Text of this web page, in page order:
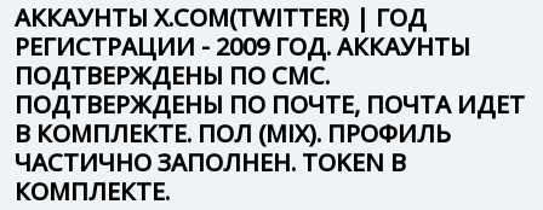
АККАУНТЫ X.COM(TWITTER) | ГОД
РЕГИСТРАЦИИ - 2009 ГОД. АККАУНТЫ
ПОДТВЕРЖДЕНЫ ПО СМС.
ПОДТВЕРЖДЕНЫ ПО ПОЧТЕ, ПОЧТА ИДЕТ
В КОМПЛЕКТЕ. ПОЛ (MIX). ПРОФИЛЬ
ЧАСТИЧНО ЗАПОЛНЕН. TOKEN В
КОМПЛЕКТЕ.